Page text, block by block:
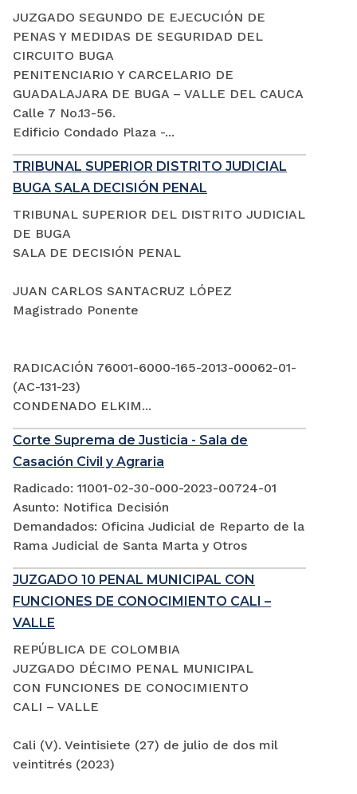
JUZGADO SEGUNDO DE EJECUCIÓN DE
PENAS Y MEDIDAS DE SEGURIDAD DEL
CIRCUITO BUGA
PENITENCIARIO Y CARCELARIO DE
GUADALAJARA DE BUGA – VALLE DEL CAUCA
Calle 7 No.13-56.
Edificio Condado Plaza -...
TRIBUNAL SUPERIOR DISTRITO JUDICIAL
BUGA SALA DECISIÓN PENAL
TRIBUNAL SUPERIOR DEL DISTRITO JUDICIAL
DE BUGA
SALA DE DECISIÓN PENAL
JUAN CARLOS SANTACRUZ LÓPEZ
Magistrado Ponente
RADICACIÓN 76001-6000-165-2013-00062-01-
(AC-131-23)
CONDENADO ELKIM...
Corte Suprema de Justicia - Sala de
Casación Civil y Agraria
Radicado: 11001-02-30-000-2023-00724-01
Asunto: Notifica Decisión
Demandados: Oficina Judicial de Reparto de la
Rama Judicial de Santa Marta y Otros
JUZGADO 10 PENAL MUNICIPAL CON
FUNCIONES DE CONOCIMIENTO CALI –
VALLE
REPÚBLICA DE COLOMBIA
JUZGADO DÉCIMO PENAL MUNICIPAL
CON FUNCIONES DE CONOCIMIENTO
CALI – VALLE
Cali (V). Veintisiete (27) de julio de dos mil
veintitrés (2023)